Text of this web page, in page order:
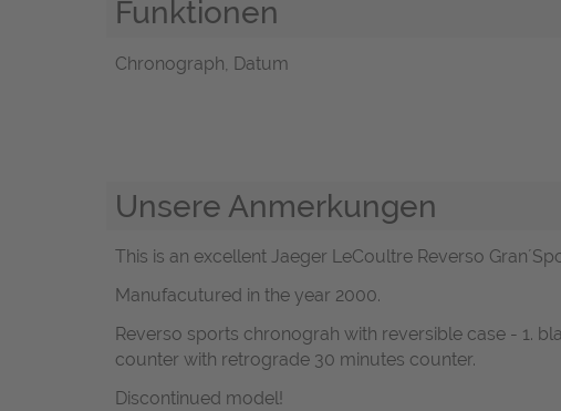
Funktionen
Chronograph, Datum
Unsere Anmerkungen
This is an excellent Jaeger LeCoultre Reverso
Manufacutured in the year 2000.
Reverso sports chronograh with reversible case - 1.
counter with retrograde 30 minutes counter.
Discontinued model!